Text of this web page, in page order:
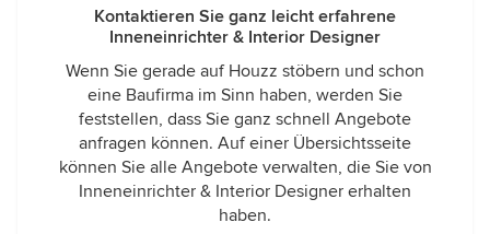
Kontaktieren Sie ganz leicht erfahrene
Inneneinrichter & Interior Designer
Wenn Sie gerade auf Houzz stöbern und schon
eine Baufirma im Sinn haben, werden Sie
feststellen, dass Sie ganz schnell Angebote
anfragen können. Auf einer Übersichtsseite
können Sie alle Angebote verwalten, die Sie von
Inneneinrichter & Interior Designer erhalten
haben.